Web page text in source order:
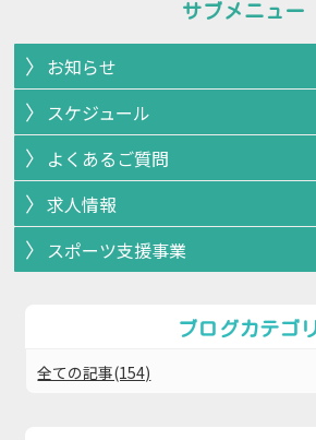
サブメニュー
お知らせ
スケジュール
よくあるご質問
求人情報
スポーツ支援事業
ブログカテゴ
全ての記事(154)